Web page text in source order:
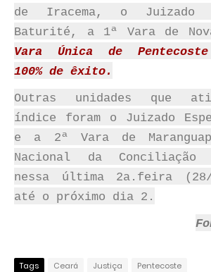
de Iracema, o Juizado
Baturité, a 1ª Vara de
Vara Única de Pentecoste
100% de êxito.
Outras unidades que
índice foram o Juizado
e a 2ª Vara de
Nacional da
nessa última 2a.feira
até o próximo dia 2.
Tags Ceará Justiça
Pentecoste